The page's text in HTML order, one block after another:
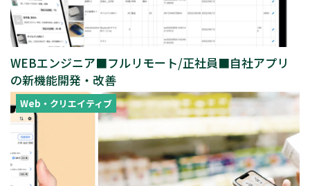
WEBエンジニア■フルリモート/正社員■自社アプリ
の新機能開発・改善
Web・クリエイティブ